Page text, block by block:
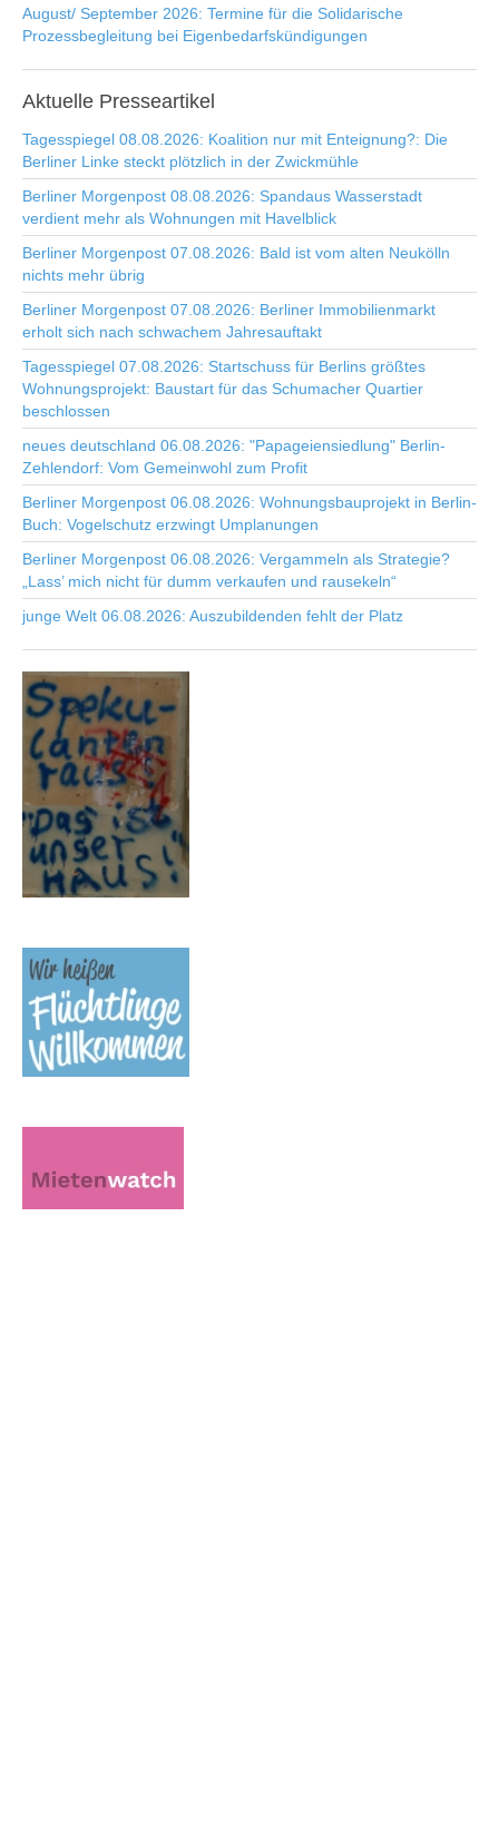
August/ September 2026: Termine für die Solidarische
Prozessbegleitung bei Eigenbedarfskündigungen
Aktuelle Presseartikel
Tagesspiegel 08.08.2026: Koalition nur mit Enteignung?: Die
Berliner Linke steckt plötzlich in der Zwickmühle
Berliner Morgenpost 08.08.2026: Spandaus Wasserstadt
verdient mehr als Wohnungen mit Havelblick
Berliner Morgenpost 07.08.2026: Bald ist vom alten Neukölln
nichts mehr übrig
Berliner Morgenpost 07.08.2026: Berliner Immobilienmarkt
erholt sich nach schwachem Jahresauftakt
Tagesspiegel 07.08.2026: Startschuss für Berlins größtes
Wohnungsprojekt: Baustart für das Schumacher Quartier
beschlossen
neues deutschland 06.08.2026: "Papageiensiedlung" Berlin-
Zehlendorf: Vom Gemeinwohl zum Profit
Berliner Morgenpost 06.08.2026: Wohnungsbauprojekt in Berlin-
Buch: Vogelschutz erzwingt Umplanungen
Berliner Morgenpost 06.08.2026: Vergammeln als Strategie?
„Lass’ mich nicht für dumm verkaufen und rausekeln“
junge Welt 06.08.2026: Auszubildenden fehlt der Platz